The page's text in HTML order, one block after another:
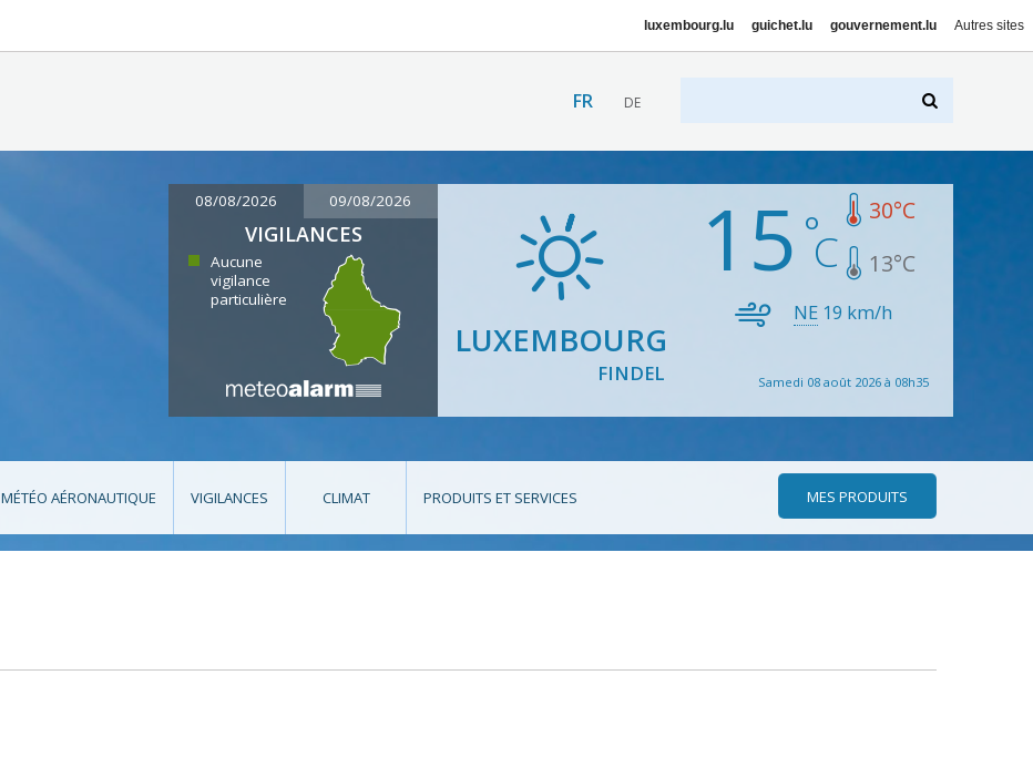
luxembourg.lu guichet.lu gouvernement.lu Autres sites
FR DE
08/08/2026 09/08/2026
VIGILANCES
Aucune
vigilance
particulière
LUXEMBOURG
FINDEL
15 30°C
13°C
NE 19 km/h
Samedi 08 août 2026 à 08h35
MÉTÉO AÉRONAUTIQUE VIGILANCES CLIMAT PRODUITS ET SERVICES MES PRODUITS